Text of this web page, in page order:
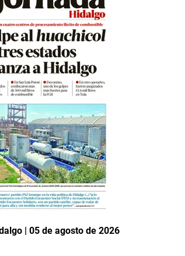
| 05 de agosto de 2026